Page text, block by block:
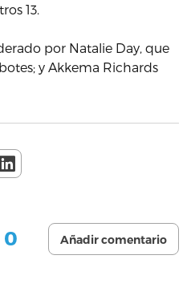
13.
por Natalie Day, que
y Akkema Richards
0 Añadir comentario